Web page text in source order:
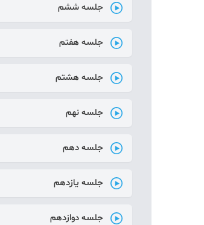
جلسه ششم
جلسه هفتم
جلسه هشتم
جلسه نهم
جلسه دهم
جلسه یازدهم
جلسه دوازدهم